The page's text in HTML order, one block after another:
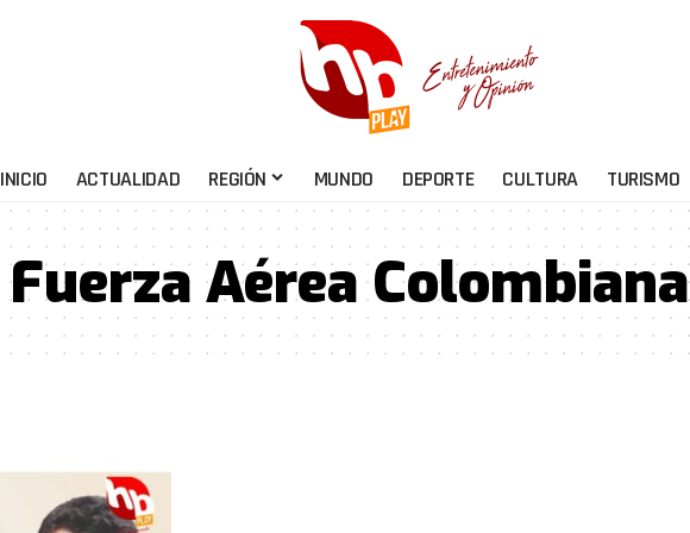
INICIO ACTUALIDAD REGIÓN MUNDO DEPORTE CULTURA TURISMO
Fuerza Aérea Colombiana